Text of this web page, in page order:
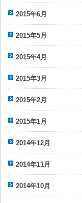
2015年6月
2015年5月
2015年4月
2015年3月
2015年2月
2015年1月
2014年12月
2014年11月
2014年10月